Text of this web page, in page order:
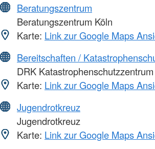
Beratungszentrum
Beratungszentrum Köln
Karte: Link zur Google Maps
Bereitschaften /
DRK Katastrophenschutzzentrum
Karte: Link zur Google Maps
Jugendrotkreuz
Jugendrotkreuz
Karte: Link zur Google Maps